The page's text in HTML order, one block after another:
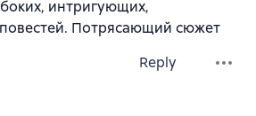
интригующих,
Потрясающий сюжет
Reply